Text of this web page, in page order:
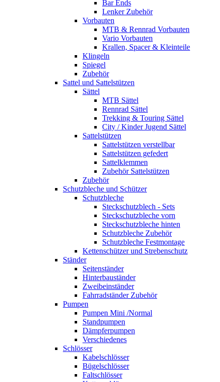
Bar Ends
Lenker Zubehör
Vorbauten
MTB & Rennrad Vorbauten
Vario Vorbauten
Krallen, Spacer & Kleinteile
Klingeln
Spiegel
Zubehör
Sattel und Sattelstützen
Sättel
MTB Sättel
Rennrad Sättel
Trekking & Touring Sättel
City / Kinder Jugend Sättel
Sattelstützen
Sattelstützen verstellbar
Sattelstützen gefedert
Sattelklemmen
Zubehör Sattelstützen
Zubehör
Schutzbleche und Schützer
Schutzbleche
Steckschutzblech - Sets
Steckschutzbleche vorn
Steckschutzbleche hinten
Schutzbleche Zubehör
Schutzbleche Festmontage
Kettenschützer und Strebenschutz
Ständer
Seitenständer
Hinterbauständer
Zweibeinständer
Fahrradständer Zubehör
Pumpen
Pumpen Mini /Normal
Standpumpen
Dämpferpumpen
Verschiedenes
Schlösser
Kabelschlösser
Bügelschlösser
Faltschlösser